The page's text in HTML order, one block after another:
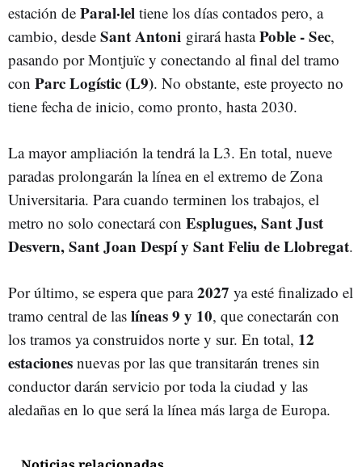
estación de Paral·lel tiene los días contados pero, a
cambio, desde Sant Antoni girará hastaPoble - Sec,
pasando por Montjuïc y conectando al final del tramo
con Parc Logístic (L9). No obstante, este proyecto no
tiene fecha de inicio, como pronto, hasta 2030.
La mayor ampliación la tendrá la L3. En total, nueve
paradas prolongarán la línea en el extremo de Zona
Universitaria. Para cuando terminen los trabajos, el
metro no solo conectará con Esplugues, Sant Just
Desvern, Sant Joan Despí y Sant Feliu de Llobregat.
Por último, se espera que para2027 ya esté finalizado el
tramo central de las líneas 9 y 10, que conectarán con
los tramos ya construidos norte y sur. En total, 12
estaciones nuevas por las que transitarán trenes sin
conductor darán servicio por toda la ciudad y las
aledañas en lo que será la línea más larga de Europa.